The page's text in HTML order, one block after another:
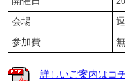
会場
参加費
詳しいご案内はコ